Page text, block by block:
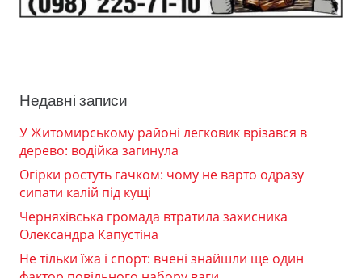
Недавні записи
У Житомирському районі легковик врізався в
дерево: водійка загинула
Огірки ростуть гачком: чому не варто одразу
сипати калій під кущі
Черняхівська громада втратила захисника
Олександра Капустіна
Не тільки їжа і спорт: вчені знайшли ще один